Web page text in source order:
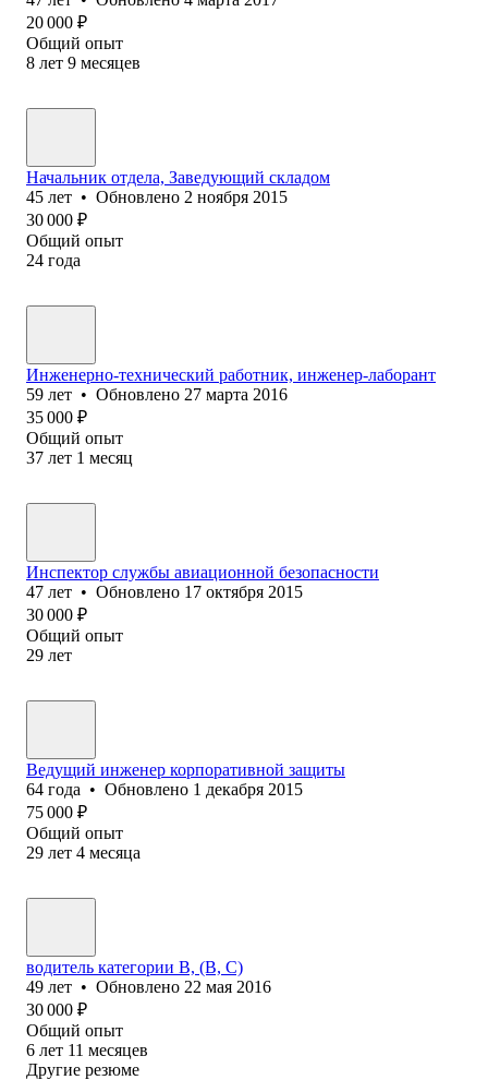
20 000 ₽
Общий опыт
8 лет 9 месяцев
Начальник отдела, Заведующий складом
45 лет • Обновлено 2 ноября 2015
30 000 ₽
Общий опыт
24 года
Инженерно-технический работник, инженер-лаборант
59 лет • Обновлено 27 марта 2016
35 000 ₽
Общий опыт
37 лет 1 месяц
Инспектор службы авиационной безопасности
47 лет • Обновлено 17 октября 2015
30 000 ₽
Общий опыт
29 лет
Ведущий инженер корпоративной защиты
64 года • Обновлено 1 декабря 2015
75 000 ₽
Общий опыт
29 лет 4 месяца
водитель категории В, (В, С)
49 лет • Обновлено 22 мая 2016
30 000 ₽
Общий опыт
6 лет 11 месяцев
Другие резюме